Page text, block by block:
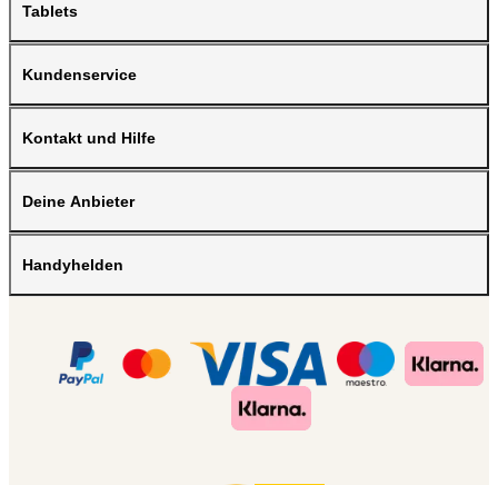
Tablets
Kundenservice
Kontakt und Hilfe
Deine Anbieter
Handyhelden